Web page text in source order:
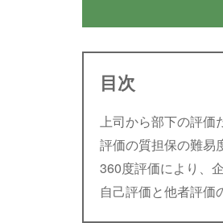
目次
上司から部下の評価
評価の質担保の難
360度評価により、
自己評価と他者評価